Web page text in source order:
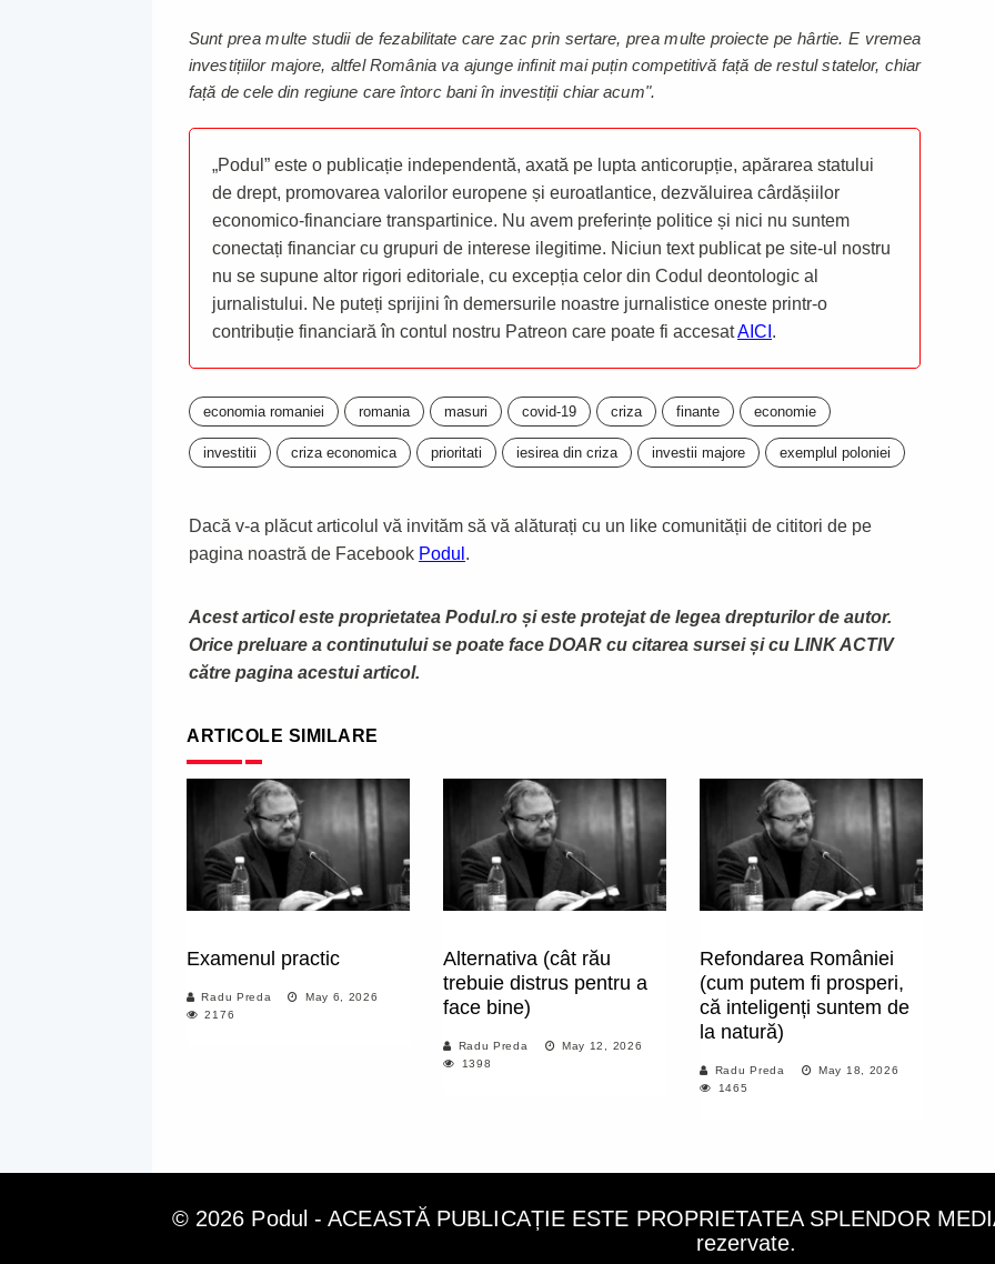
Sunt prea multe studii de fezabilitate care zac prin sertare, prea multe proiecte pe hârtie. E vremea
investițiilor majore, altfel România va ajunge infinit mai puțin competitivă față de restul statelor, chiar
față de cele din regiune care întorc bani în investiții chiar acum".
„Podul” este o publicație independentă, axată pe lupta anticorupție, apărarea statului
de drept, promovarea valorilor europene și euroatlantice, dezvăluirea cârdășiilor
economico-financiare transpartinice. Nu avem preferințe politice și nici nu suntem
conectați financiar cu grupuri de interese ilegitime. Niciun text publicat pe site-ul nostru
nu se supune altor rigori editoriale, cu excepția celor din Codul deontologic al
jurnalistului. Ne puteți sprijini în demersurile noastre jurnalistice oneste printr-o
contribuție financiară în contul nostru Patreon care poate fi accesatAICI .
economia romaniei romania masuri covid-19 criza finante economie
investitii criza economica prioritati iesirea din criza investii majore exemplul poloniei
Dacă v-a plăcut articolul vă invităm să vă alăturați cu un like comunității de cititori de pe
pagina noastră de Facebook Podul .
Acest articol este proprietatea Podul.ro și este protejat de legea drepturilor de autor.
Orice preluare a continutului se poate face DOAR cu citarea sursei și cu LINK ACTIV
către pagina acestui articol.
ARTICOLE SIMILARE
Examenul practic
Radu Preda
May 6, 2026
2176
Alternativa (cât rău
trebuie distrus pentru a
face bine)
Radu Preda
May 12, 2026
1398
Refondarea României
(cum putem fi prosperi,
că inteligenți suntem de
la natură)
Radu Preda
May 18, 2026
1465
© 2026 Podul - ACEASTĂ PUBLICAȚIE ESTE PROPRIETATEA SPLENDOR
rezervate.